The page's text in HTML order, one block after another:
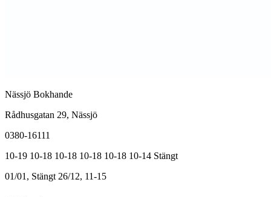
Nässjö Bokhande
Rådhusgatan 29, Nässjö
0380-16111
10-19 10-18 10-18 10-18 10-18 10-14 Stängt
01/01, Stängt 26/12, 11-15